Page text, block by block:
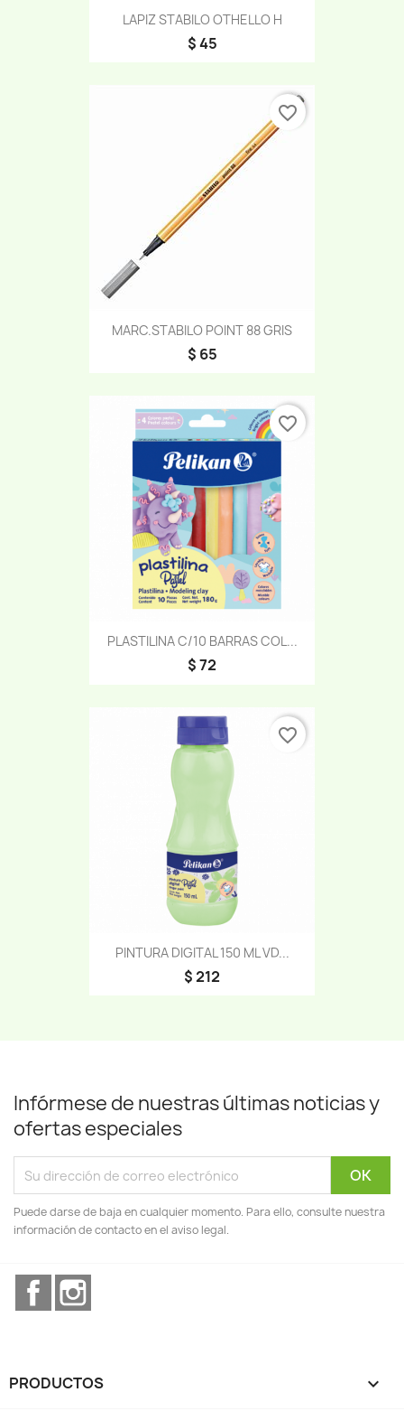
LAPIZ STABILO OTHELLO H
$ 45
MARC.STABILO POINT 88 GRIS
$ 65
favorite_border
PLASTILINA C/10 BARRAS COL...
$ 72
favorite_border
PINTURA DIGITAL 150 ML VD...
$ 212
favorite_border
Infórmese de nuestras últimas noticias y
ofertas especiales
Puede darse de baja en cualquier momento. Para ello, consulte nuestra
información de contacto en el aviso legal.
Facebook
PRODUCTOS 